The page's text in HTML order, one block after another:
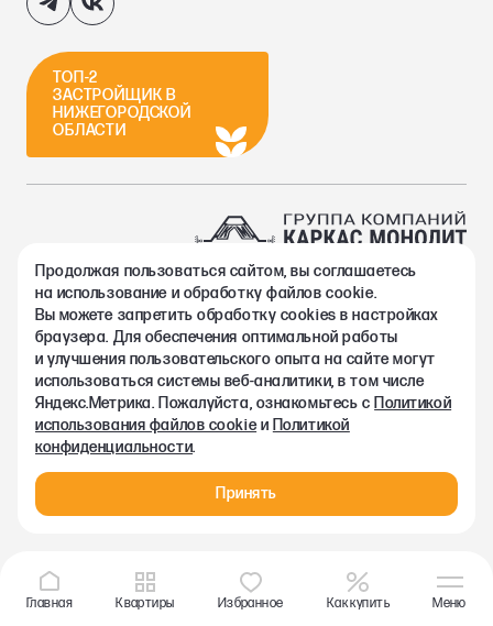
ТОП-2
ЗАСТРОЙЩИК В
НИЖЕГОРОДСКОЙ
ОБЛАСТИ
2002-2026. Группа компаний Каркас Монолит
Политика конфиденциальности
Правовая информация
Согласие на обработку персональных данных
Согласие на получение рекламно-информационных материалов
Любая информация, представленная на данном сайте, носит
исключительно информационный характер и ни при каких
условиях не является публичной офертой, определяемой
Главная Квартиры Избранное Как купить Меню
Продолжая пользоваться сайтом, вы соглашаетесь
на использование и обработку файлов cookie.
Вы можете запретить обработку сookies в настройках
браузера. Для обеспечения оптимальной работы
и улучшения пользовательского опыта на сайте могут
использоваться системы веб-аналитики, в том числе
Яндекс.Метрика. Пожалуйста, ознакомьтесь с Политикой
использования файлов cookieи Политикой
конфиденциальности.
Принять